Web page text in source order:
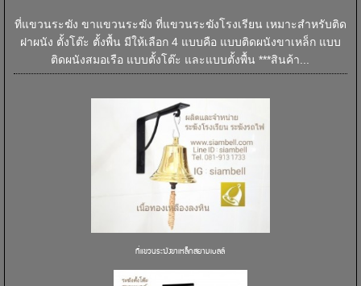
ที่แขวนระฆัง ขาแขวนระฆัง ที่แขวนระฆังโรงเรียน เหมาะสำหรับติด
ฝาผนัง ตั้งโต๊ะ ตั้งพื้น มีให้เลือก 4 แบบคือ แบบติดผนังขาเหล็ก แบบ
ติดผนังสมอเรือ แบบตั้งโต๊ะ และแบบตั้งพื้น ***สินค้า...
ที่แขวนระฆังขาเหล็กสยามเบลล์